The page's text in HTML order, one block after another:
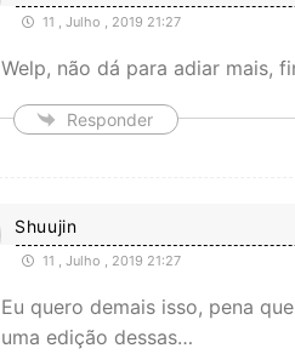
11 , Julho , 2019 21:27
Welp, não dá para adiar mais,
Responder
Shuujin
11 , Julho , 2019 21:27
Eu quero demais isso, pena
uma edição dessas…